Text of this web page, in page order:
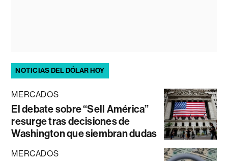
NOTICIAS DEL DÓLAR HOY
MERCADOS
El debate sobre “Sell América”
resurge tras decisiones de
Washington que siembran dudas
MERCADOS